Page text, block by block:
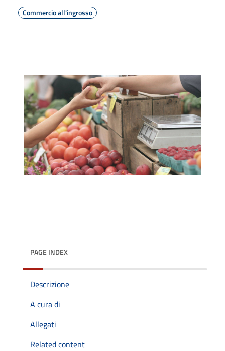
Commercio all'ingrosso
PAGE INDEX
Descrizione
A cura di
Allegati
Related content